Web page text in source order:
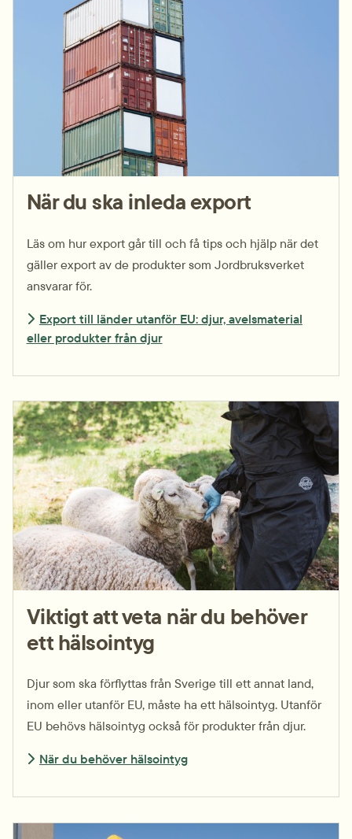
När du ska inleda export
Läs om hur export går till och få tips och hjälp när det
gäller export av de produkter som Jordbruks­verket
ansvarar för.
Export till länder utanför EU: djur, avelsmaterial
eller produkter från djur
Viktigt att veta när du behöver
ett hälso­intyg
Djur som ska förflyttas från Sverige till ett annat land,
inom eller utanför EU, måste ha ett hälso­intyg. Utanför
EU behövs hälso­intyg också för produkter från djur.
När du behöver hälsointyg